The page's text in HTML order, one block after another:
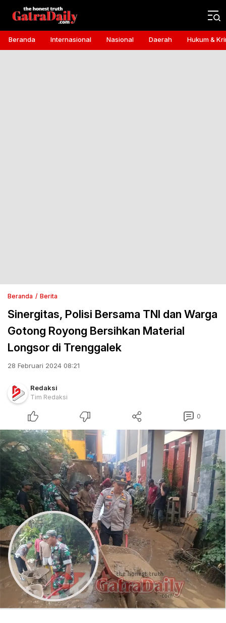
Gatra Daily
the honest truth
Beranda Internasional Nasional Daerah Hukum &
Beranda Berita
Sinergitas, Polisi Bersama TNI dan Warga
Gotong Royong Bersihkan Material
Longsor di Trenggalek
28 Februari 2024 08:21
Redaksi
Tim Redaksi
0